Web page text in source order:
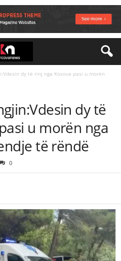
dy të rinj nga Kosova pasi u morën
dy të
u morën nga
të rëndë
0